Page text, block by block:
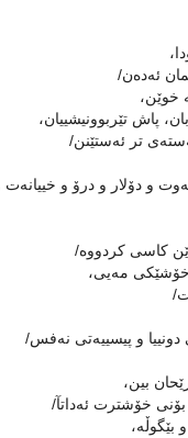
ئەدەن/
خوێن،
پاش تێربوونیشییان،
تر ئەستێنن/
و دۆلار و درۆ و
كاسی كردووە/
مەیی،
دونییا و پیسییەتى نەفس/
بین،
خۆشترت ئەداتآ/